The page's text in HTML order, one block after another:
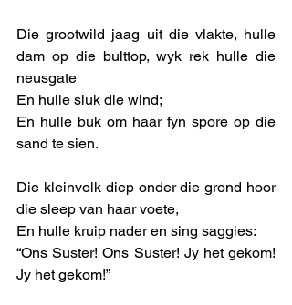
Die grootwild jaag uit die vlakte, hulle
dam op die bulttop, wyk rek hulle die
neusgate
En hulle sluk die wind;
En hulle buk om haar fyn spore op die
sand te sien.
Die kleinvolk diep onder die grond hoor
die sleep van haar voete,
En hulle kruip nader en sing saggies:
“Ons Suster! Ons Suster! Jy het gekom!
Jy het gekom!”